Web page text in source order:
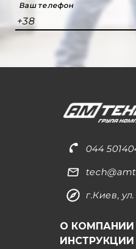
Ваш телефон
+38
044
г.Киев,
О КОМПАНИИ
ИНСТРУКЦИИ